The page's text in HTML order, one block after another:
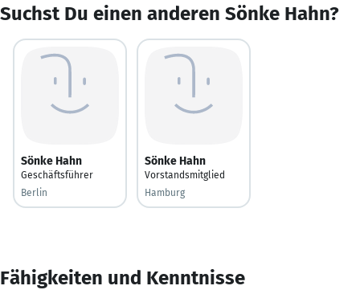
Suchst Du einen anderen Sönke Hahn?
Sönke Hahn
Geschäftsführer
Berlin
Sönke Hahn
Vorstandsmitglied
Hamburg
Fähigkeiten und Kenntnisse